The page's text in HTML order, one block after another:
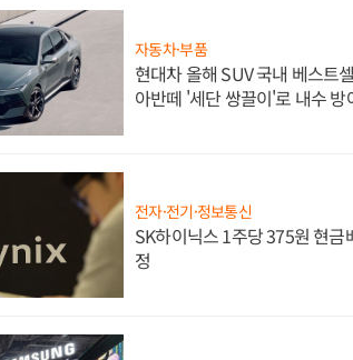
자동차·부품
현대차 올해 SUV 국내 베스트
아반떼 '세단 쌍끌이'로 내수 방
전자·전기·정보통신
SK하이닉스 1주당 375원 현금
정